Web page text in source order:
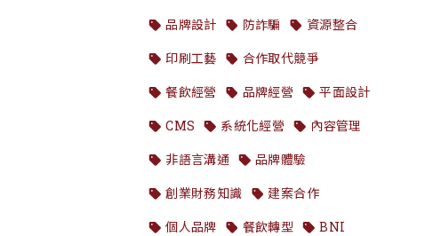
品牌設計
防詐騙
資源整合
印刷工藝
合作取代競爭
餐飲經營
品牌經營
平面設計
CMS
系統化經營
內容管理
非語言溝通
品牌體驗
創業財務知識
建案合作
個人品牌
餐飲轉型
BNI